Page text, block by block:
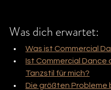
Was dich erwartet:
Was ist Commercial
Ist Commercial Dance
Tanzstil für mich?
Die größten Probleme